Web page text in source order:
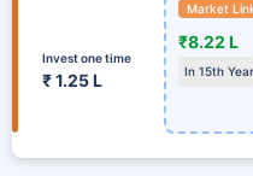
Invest one time
₹ 1.25 L
Market
₹8.22 L
In 15th Year